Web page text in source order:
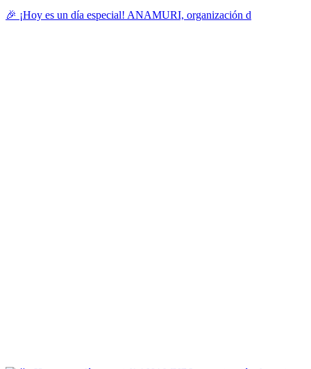
🎉 ¡Hoy es un día especial! ANAMURI, organización d